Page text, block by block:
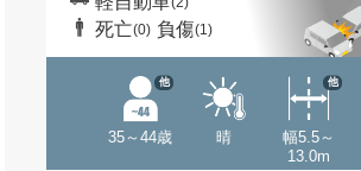
死亡(0) 負傷(1)
35～44歳
他
晴
幅5.5～
13.0m
他